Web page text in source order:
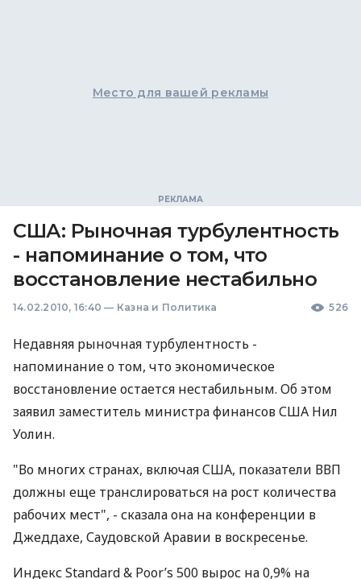
Место для вашей рекламы
США: Рыночная турбулентность
- напоминание о том, что
восстановление нестабильно
14.02.2010, 16:40 — Казна и Политика 526
Недавняя рыночная турбулентность -
напоминание о том, что экономическое
восстановление остается нестабильным. Об этом
заявил заместитель министра финансов США Нил
Уолин.
"Во многих странах, включая США, показатели ВВП
должны еще транслироваться на рост количества
рабочих мест", - сказала она на конференции в
Джеддахе, Саудовской Аравии в воскресенье.
Индекс Standard & Poor’s 500 вырос на 0,9% на